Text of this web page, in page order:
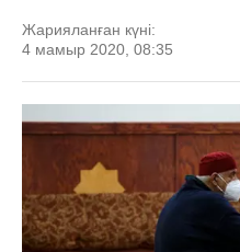
Жарияланған күні:
4 мамыр 2020, 08:35